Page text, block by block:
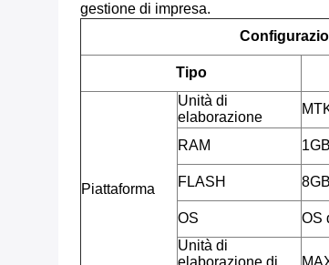
gestione di impresa.
Tipo
Piattaforma
Unità di
elaborazione
RAM
FLASH
OS
OS
Unità di
elaborazione di